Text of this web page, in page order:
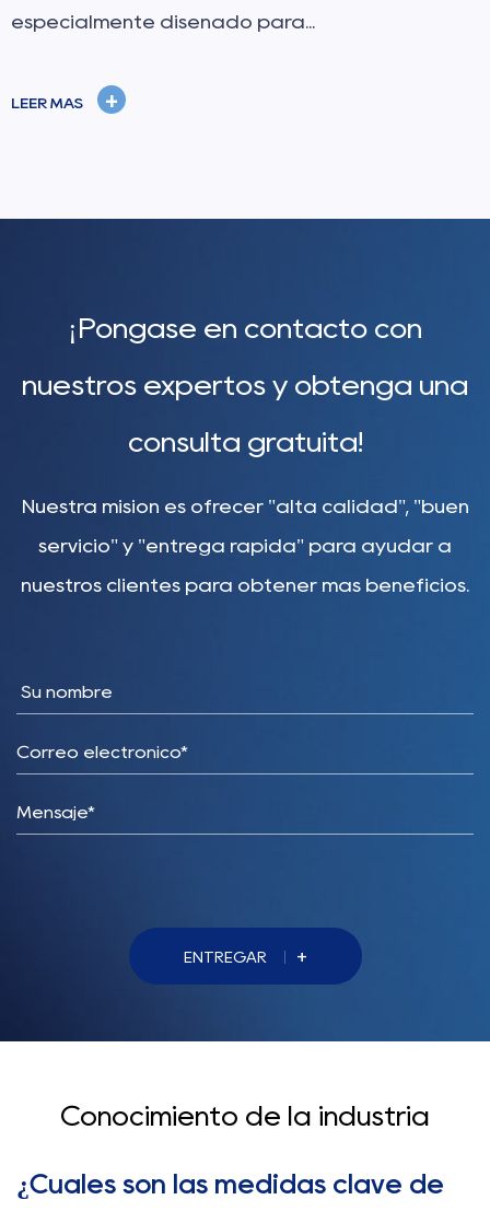
puente principal entre l...
LEER MÁS +
¡Póngase en contacto con
nuestros expertos y obtenga una
consulta gratuita!
Nuestra misión es ofrecer "alta calidad", "buen
servicio" y "entrega rápida" para ayudar a
nuestros clientes para obtener más beneficios.
ENTREGAR +
Conocimiento de la industria
¿Cuáles son las medidas clave de